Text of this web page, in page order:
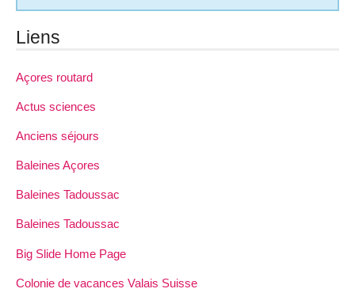
Liens
Açores routard
Actus sciences
Anciens séjours
Baleines Açores
Baleines Tadoussac
Baleines Tadoussac
Big Slide Home Page
Colonie de vacances Valais Suisse